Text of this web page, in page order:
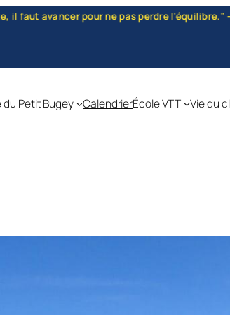
l'équilibre." — Albert Einstein — "Quand
Petit Bugey CalendrierÉcole VTT Vie du